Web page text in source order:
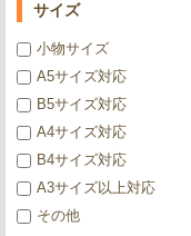
サイズ
小物サイズ
A5サイズ対応
B5サイズ対応
A4サイズ対応
B4サイズ対応
A3サイズ以上対応
その他